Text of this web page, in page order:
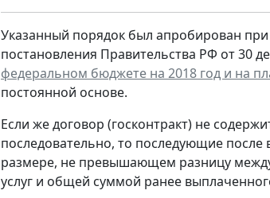
Указанный порядок был апробирован при
постановления Правительства РФ от 30
федеральном бюджете на 2018 год и на
постоянной основе.
Если же договор (госконтракт) не
последовательно, то последующие
размере, не превышающем разницу
услуг и общей суммой ранее